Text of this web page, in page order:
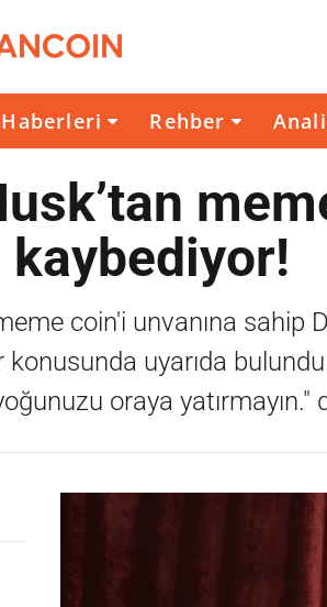
Rehber
coin'i unvanına
uyarıda
oraya yatırmayın."